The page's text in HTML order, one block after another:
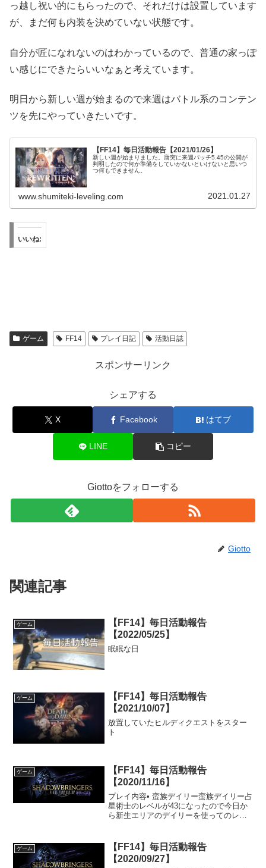
っ越し祝い的にもらったので、それだけは設置しています
が、まだ何も内装を決めていない状態です。
自分が匠になれないのはわかっているので、普通の家っぽ
い感じにできたらいいなぁと考えています。
明日から新しい週が始まるので来週はバトル系のコンテン
ツを先にやっていきたいです。
【FF14】毎日活動報告【2021/01/26】
新しい週が始まりました。唐突に来週パッチ5.45の公開が
判明したので何か準備をしていかないといけないと思いつ
つ何もできません。
www.shumiteki-leveling.com 2021.01.27
いいね:
ゲーム FF14 プレイ日記 活動日誌
スポンサーリンク
シェアする
X Facebook はてブ
LINE コピー
Giottoをフォローする
Giotto
関連記事
ゲーム
【FF14】毎日活動報告
【2022/05/25】
眠眠な日
ゲーム
【FF14】毎日活動報告
【2021/10/07】
放置していたヒルディクエストをスター
ト
ゲーム
【FF14】毎日活動報告
【2020/11/16】
プレイ内容• 蛮族デイリー蛮族デイリー占
星術士のレベルが43になったので今日か
ら新生エリアのデイリーを使ってのレベ
ので、それぞれの蛮族内でもクエストの
レベルがいくつかあ...
ゲーム
【FF14】毎日活動報告
【2020/09/27】